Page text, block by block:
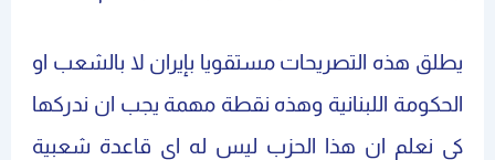
يطلق هذه التصريحات مستقويا بإيران لا بالشعب او
الحكومة اللبنانية وهذه نقطة مهمة يجب ان ندركها
كي نعلم ان هذا الحزب ليس له اي قاعدة شعبية